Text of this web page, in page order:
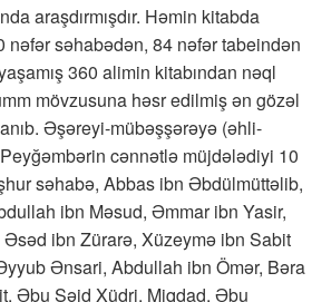
araşdırmışdır. Həmin kitabda
nəfər səhabədən, 84 nəfər tabeindən
360 alimin kitabından nəql
mövzusuna həsr edilmiş ən gözəl
Əşəreyi-mübəşşərəyə (əhli-
cənnətlə müjdələdiyi 10
səhabə, Abbas ibn Əbdülmüttəlib,
ibn Məsud, Əmmar ibn Yasir,
ibn Zürarə, Xüzeymə ibn Sabit
Ənsari, Abdullah ibn Ömər, Bəra
Əbu Səid Xüdri, Miqdad, Əbu